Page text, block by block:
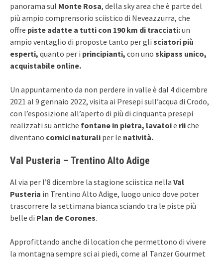
panorama sul Monte Rosa, della sky area che è parte del
più ampio comprensorio sciistico di Neveazzurra, che
offre piste adatte a tutti con 190 km di tracciati:un
ampio ventaglio di proposte tanto per gli sciatori più
esperti, quanto per i principianti, con uno skipass unico,
acquistabile online.
Un appuntamento da non perdere in valle è dal 4 dicembre
2021 al 9 gennaio 2022, visita ai Presepi sull’acqua di Crodo,
con l’esposizione all’aperto di più di cinquanta presepi
realizzati su antiche fontane in pietra, lavatoie riiche
diventano cornici naturali per le natività.
Val Pusteria – Trentino Alto Adige
Al via per l’8 dicembre la stagione sciistica nella Val
Pusteria in Trentino Alto Adige, luogo unico dove poter
trascorrere la settimana bianca sciando tra le piste più
belle di Plan de Corones.
Approfittando anche di location che permettono di vivere
la montagna sempre sci ai piedi, come al Tanzer Gourmet